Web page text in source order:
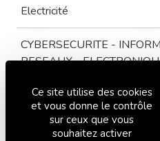
Electricité
CYBERSECURITE -
RESEAUX -
3ème
Ce site utilise des cookies
et vous donne le contrôle
sur ceux que vous
souhaitez activer